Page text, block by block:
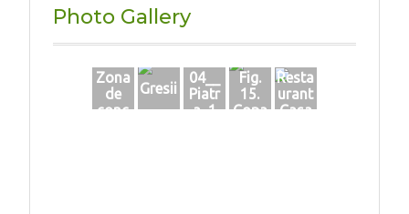
Photo Gallery
Zona
de
conc
Gresii
04__
Piatr
a_1
Fig.
15.
Copa
Resta
urant
Casa